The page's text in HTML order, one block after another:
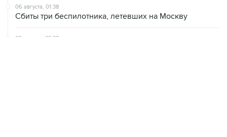
06 августа, 01:38
Сбиты три беспилотника, летевших на Москву
05 августа, 22:27